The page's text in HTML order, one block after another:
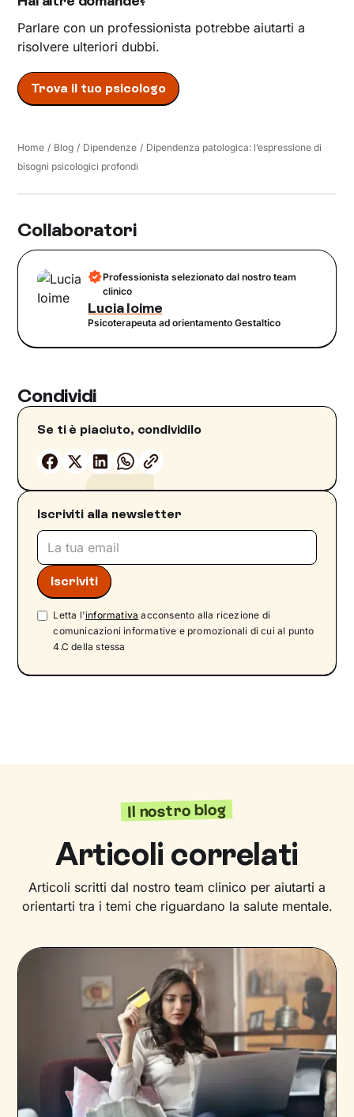
Parlare con un professionista potrebbe aiutarti a
risolvere ulteriori dubbi.
Trova il tuo psicologo
Home / Blog / Dipendenze / Dipendenza patologica: l’espressione di
bisogni psicologici profondi
Collaboratori
Professionista selezionato dal nostro team
clinico
Lucia Ioime
Psicoterapeuta ad orientamento Gestaltico
Condividi
Se ti è piaciuto, condividilo
Iscriviti alla newsletter
Letta l'informativa acconsento alla ricezione di
comunicazioni informative e promozionali di cui al punto
4.C della stessa
Il nostro blog
Articoli correlati
Articoli scritti dal nostro team clinico per aiutarti a
orientarti tra i temi che riguardano la salute mentale.